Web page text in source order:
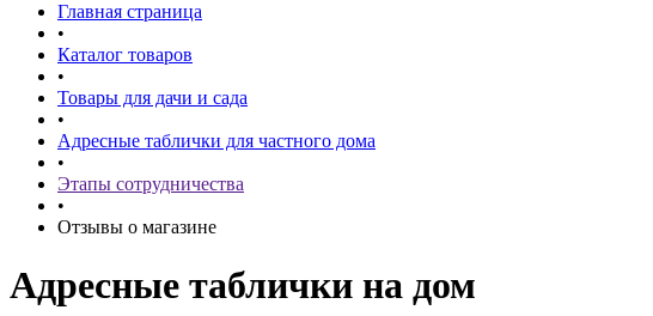
Главная страница
•
Каталог товаров
•
Товары для дачи и сада
•
Адресные таблички для частного дома
•
Этапы сотрудничества
•
Отзывы о магазине
Адресные таблички на дом